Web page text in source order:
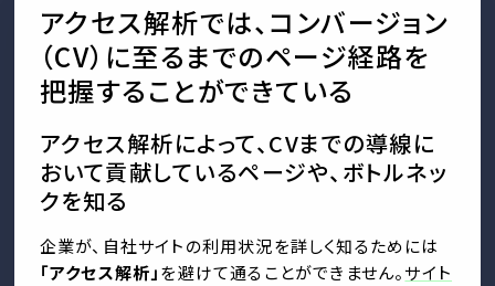
アクセス解析では、コンバージョン
（CV）に至るまでのページ経路を
把握することができている
アクセス解析によって、CVまでの導線に
おいて貢献しているページや、ボトルネッ
クを知る
企業が、自社サイトの利用状況を詳しく知るためには
「アクセス解析」を避けて通ることができません。サイト